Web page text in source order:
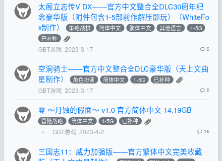
太阁立志传V DX——官方中文整合全DLC30周年纪
念豪华版（附件包含1-5部前作解压即玩）（WhiteFo
x制作）
策略战棋 简体中文 繁体中文 其他语言
1-5G
已补种
GBT游戏 2023-3-17 0
空洞骑士——官方中文整合全DLC豪华版（天上文曲
星制作）
角色扮演 简体中文 1-5G 已补种
GBT游戏 2023-3-17 0
零 ～月蚀的假面～ v1.0 官方简体中文 14.19GB
冒险战略 简体中文 1-5G 已补种
← GBT游戏 2023-4-2 16
三国志11：威力加强版——官方繁体中文完美收藏